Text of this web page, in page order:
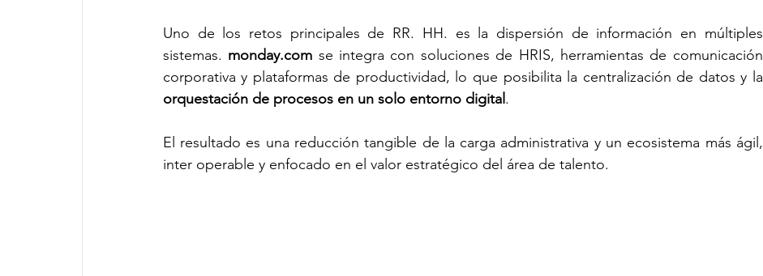
Uno de los retos principales de RR. HH. es la dispersión de información en múltiples
sistemas. monday.com se integra con soluciones de HRIS, herramientas de comunicación
orquestación de procesos en un solo entorno digital .
El resultado es una reducción tangible de la carga administrativa y un ecosistema más ágil,
inter operable y enfocado en el valor estratégico del área de talento.